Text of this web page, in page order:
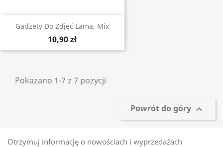
Gadżety Do Zdjęć Lama, Mix
10,90 zł
Pokazano 1-7 z 7 pozycji
Powrót do góry 
Otrzymuj informację o nowościach i wyprzedażach